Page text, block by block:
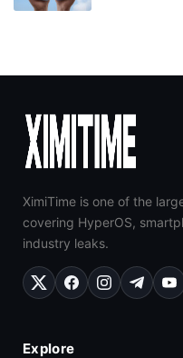
XimiTime is one of the
covering HyperOS,
industry leaks.
Explore